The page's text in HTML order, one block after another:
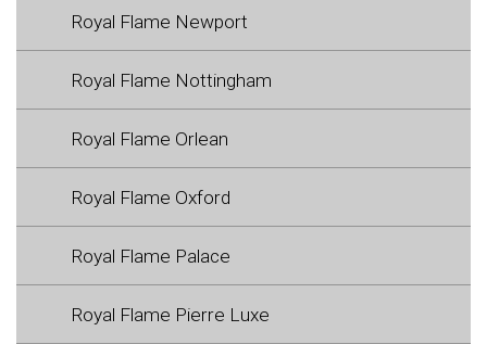
Royal Flame Newport
Royal Flame Nottingham
Royal Flame Orlean
Royal Flame Oxford
Royal Flame Palace
Royal Flame Pierre Luxe